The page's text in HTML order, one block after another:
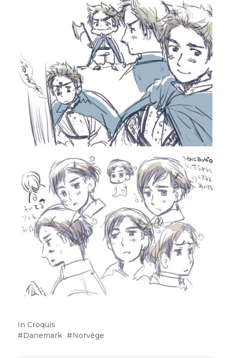
In Croquis
Danemark
Norvège